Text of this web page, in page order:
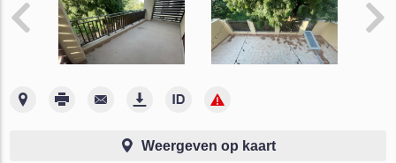
Weergeven op kaart